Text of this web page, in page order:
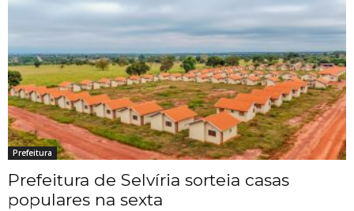
Prefeitura
Prefeitura de Selvíria sorteia casas
populares na sexta